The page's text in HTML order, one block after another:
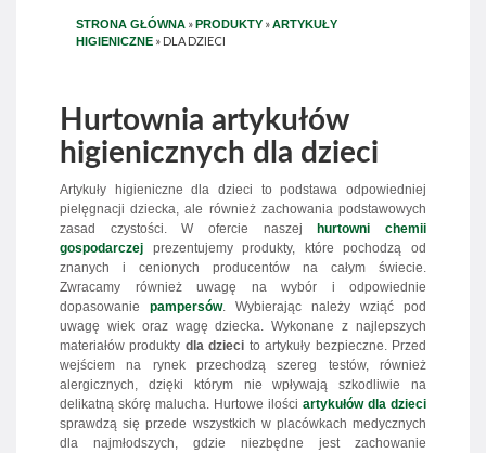
STRONA GŁÓWNA »PRODUKTY »ARTYKUŁY
HIGIENICZNE » DLA DZIECI
Hurtownia artykułów
higienicznych dla dzieci
Artykuły higieniczne dla dzieci to podstawa odpowiedniej
pielęgnacji dziecka, ale również zachowania podstawowych
zasad czystości. W ofercie naszejhurtowni chemii
gospodarczej prezentujemy produkty, które pochodzą od
znanych i cenionych producentów na całym świecie.
Zwracamy również uwagę na wybór i odpowiednie
dopasowanie pampersów. Wybierając należy wziąć pod
uwagę wiek oraz wagę dziecka. Wykonane z najlepszych
materiałów produkty dla dzieci to artykuły bezpieczne. Przed
wejściem na rynek przechodzą szereg testów, również
alergicznych, dzięki którym nie wpływają szkodliwie na
delikatną skórę malucha. Hurtowe ilości artykułów dla dzieci
sprawdzą się przede wszystkich w placówkach medycznych
dla najmłodszych, gdzie niezbędne jest zachowanie